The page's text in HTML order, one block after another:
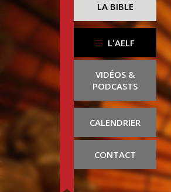
LA BIBLE
L'AELF
VIDÉOS &
PODCASTS
CALENDRIER
CONTACT